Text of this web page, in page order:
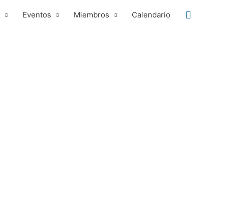
Eventos Miembros Calendario Buscar